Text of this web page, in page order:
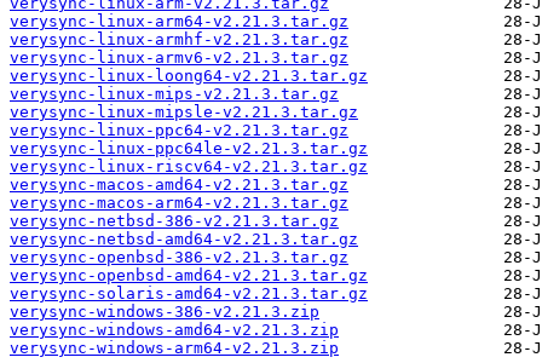
verysync-linux-arm64-v2.21.3.tar.gz
verysync-linux-armhf-v2.21.3.tar.gz
verysync-linux-armv6-v2.21.3.tar.gz
verysync-linux-loong64-v2.21.3.tar.gz
verysync-linux-mips-v2.21.3.tar.gz
verysync-linux-mipsle-v2.21.3.tar.gz
verysync-linux-ppc64-v2.21.3.tar.gz
verysync-linux-ppc64le-v2.21.3.tar.gz
verysync-linux-riscv64-v2.21.3.tar.gz
verysync-macos-amd64-v2.21.3.tar.gz
verysync-macos-arm64-v2.21.3.tar.gz
verysync-netbsd-386-v2.21.3.tar.gz
verysync-netbsd-amd64-v2.21.3.tar.gz
verysync-openbsd-386-v2.21.3.tar.gz
verysync-openbsd-amd64-v2.21.3.tar.gz
verysync-solaris-amd64-v2.21.3.tar.gz
verysync-windows-386-v2.21.3.zip
verysync-windows-amd64-v2.21.3.zip
verysync-windows-arm64-v2.21.3.zip